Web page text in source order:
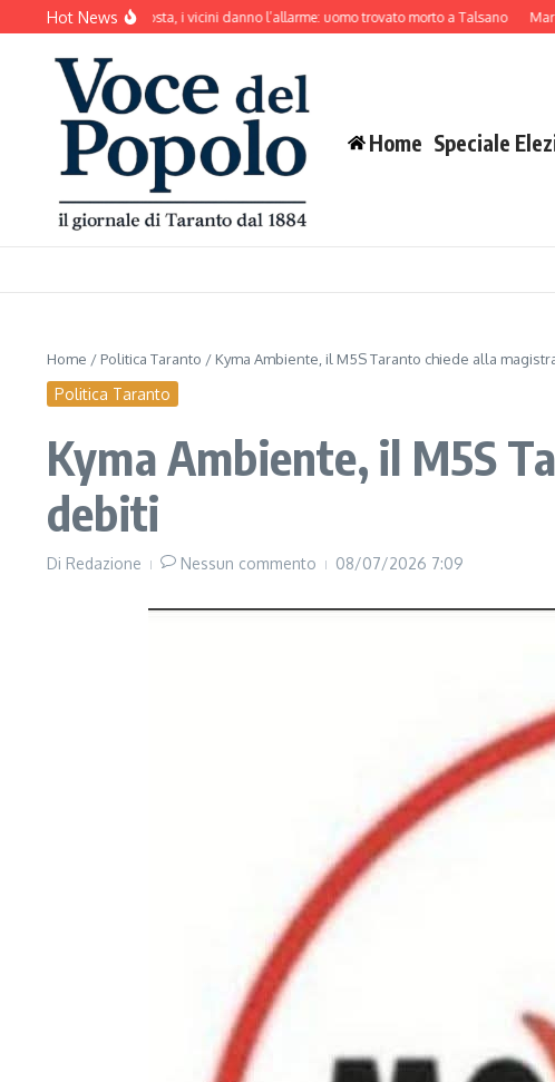
Salta al contenuto
Hot News
abbaia senza sosta, i vicini danno l’allarme: uomo trovato morto a Talsano Mar
Home Speciale
Home / Politica Taranto / Kyma Ambiente, il M5S Taranto chiede alla
Politica Taranto
Kyma Ambiente, il M5S
debiti
Di Redazione Nessun commento 08/07/2026 7:09